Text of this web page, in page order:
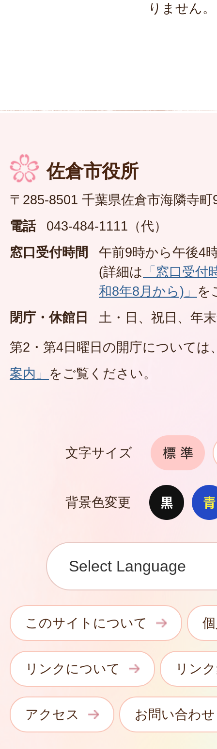
りません。
佐倉市役所
〒285-8501 千葉県佐倉市海隣寺町
電話
043-484-1111（代）
窓口受付時間
午前9時から午後4
(詳細は 「窓口受
和8年8月から)」 を
閉庁・休館日
土・日、祝日、年
第2・第4日曜日の開庁については
案内」 をご覧ください。
文字サイズ
背景色変更
このサイトについて
リンクについて リン
アクセス お問い合わせ